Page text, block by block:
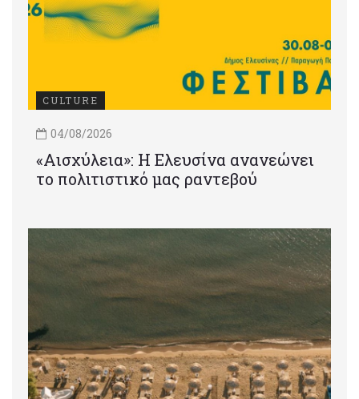
CULTURE
04/08/2026
«Αισχύλεια»: Η Ελευσίνα ανανεώνει
το πολιτιστικό μας ραντεβού